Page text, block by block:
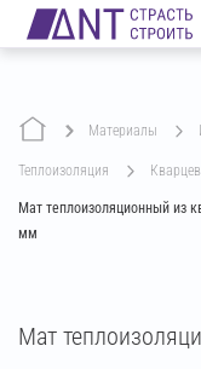
Материалы
теплоизоляция
Мат теплоизоляционный из
мм
Мат